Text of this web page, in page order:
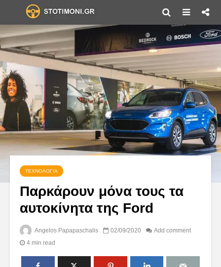
ΤΕΧΝΟΛΟΓΊΑ
Παρκάρουν μόνα τους τα
αυτοκίνητα της Ford
Angelos Papapaschalis 02/09/2020
Add comment
4 min read